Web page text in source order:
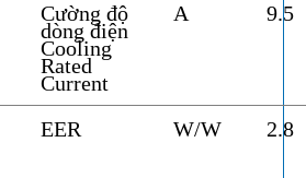
Cường độ
dòng điện
Cooling
Rated
Current
A 9.5
EER W/W 2.8